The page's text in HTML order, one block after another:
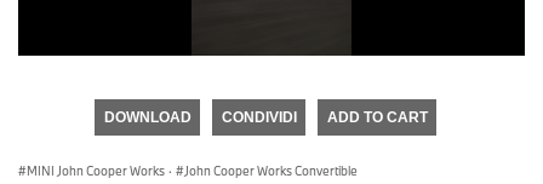
DOWNLOAD CONDIVIDI ADD TO CART
MINI John Cooper Works · John Cooper Works Convertible